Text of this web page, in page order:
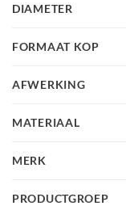
DIAMETER
FORMAAT KOP
AFWERKING
MATERIAAL
MERK
PRODUCTGROEP